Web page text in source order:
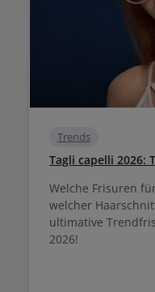
Trends
Tagli capelli 2026:
Welche Frisuren
welcher
ultimative
2026!